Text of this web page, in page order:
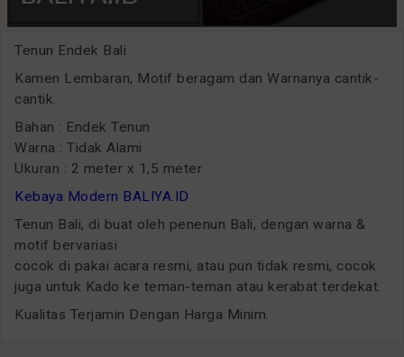
Tenun Endek Bali
Kamen Lembaran, Motif beragam dan Warnanya cantik-
cantik.
Bahan : Endek Tenun
Warna : Tidak Alami
Ukuran : 2 meter x 1,5 meter
Kebaya Modern BALIYA.ID
Tenun Bali, di buat oleh penenun Bali, dengan warna &
motif bervariasi
cocok di pakai acara resmi, atau pun tidak resmi, cocok
juga untuk Kado ke teman-teman atau kerabat terdekat.
Kualitas Terjamin Dengan Harga Minim.